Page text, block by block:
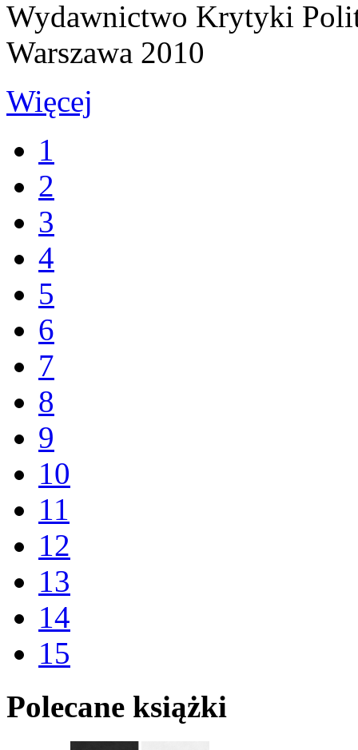
Wydawnictwo Krytyki
Warszawa 2010
Więcej
1
2
3
4
5
6
7
8
9
10
11
12
13
14
15
Polecane książki